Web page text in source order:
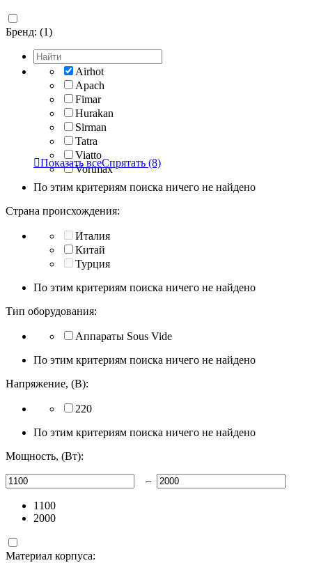
Бренд: (1)
Airhot
Apach
Fimar
Hurakan
Sirman
Tatra
Viatto
Vortmax
Показать всеСпрятать (8)
По этим критериям поиска ничего не найдено
Страна происхождения:
Италия
Китай
Турция
По этим критериям поиска ничего не найдено
Тип оборудования:
Аппараты Sous Vide
По этим критериям поиска ничего не найдено
Напряжение, (В):
220
По этим критериям поиска ничего не найдено
Мощность, (Вт):
–
1100
2000
Материал корпуса: